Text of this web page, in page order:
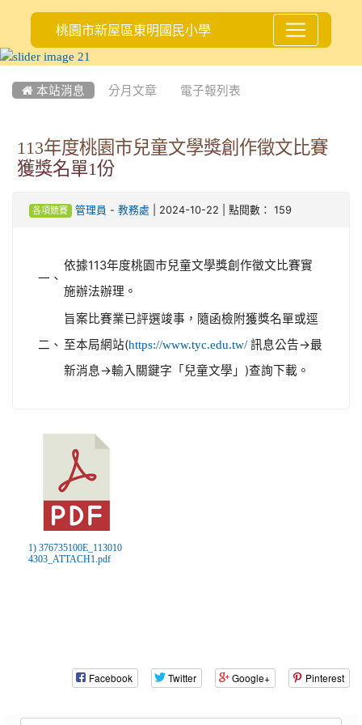
桃園市新屋區東明國民小學
 本站消息 分月文章 電子報列表
113年度桃園市兒童文學獎創作徵文比賽
獲獎名單1份
各項競賽 管理員 - 教務處 | 2024-10-22 | 點閱數： 159
一、
依據113年度桃園市兒童文學獎創作徵文比賽實
施辦法辦理。
二、
旨案比賽業已評選竣事，隨函檢附獲獎名單或逕
至本局網站(https://www.tyc.edu.tw/ 訊息公告→最
新消息→輸入關鍵字「兒童文學」)查詢下載。
1) 376735100E_113010
4303_ATTACH1.pdf
Facebook Twitter Google+ Pinterest